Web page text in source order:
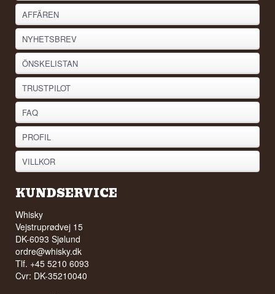
AFFÄREN
NYHETSBREV
ÖNSKELISTAN
TRUSTPILOT
FAQ
PROFIL
VILLKOR
KUNDSERVICE
Whisky
Vejstruprødvej 15
DK-6093 Sjølund
ordre@whisky.dk
Tlf. +45 5210 6093
Cvr: DK-35210040